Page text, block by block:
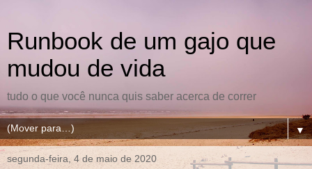
Runbook de um gajo que
mudou de vida
tudo o que você nunca quis saber acerca de correr
▼
segunda-feira, 4 de maio de 2020